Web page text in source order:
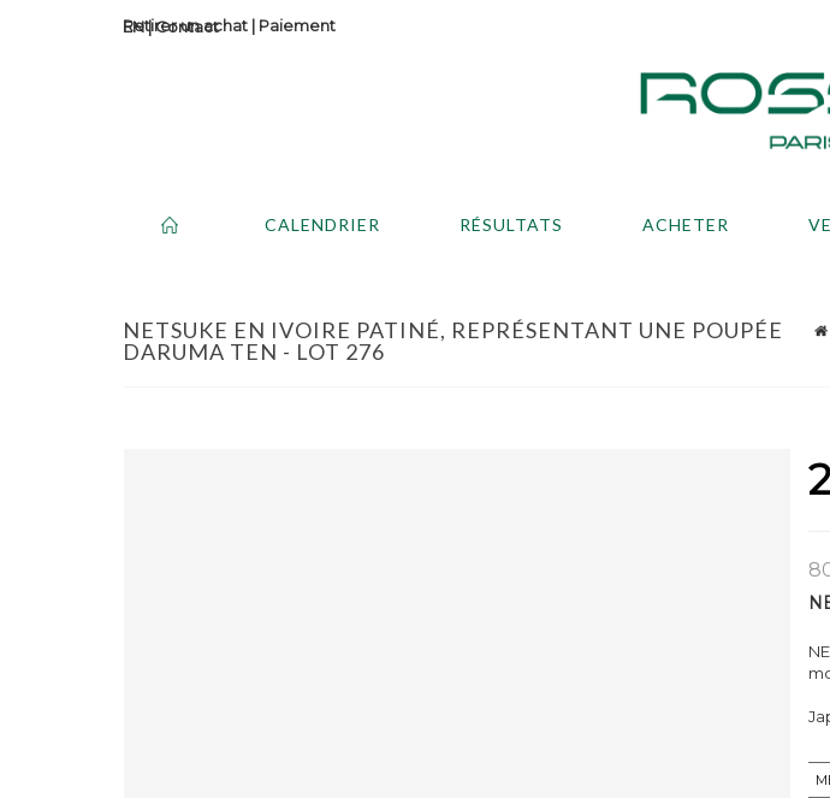
Contact
Retirer un achat | Paiement
CALENDRIER RÉSULTATS ACHETER
NETSUKE EN IVOIRE PATINÉ, REPRÉSENTANT UNE POUPÉE
DARUMA TEN - LOT 276